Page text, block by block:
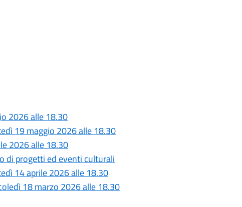
2026 alle 18.30
19 maggio 2026 alle 18.30
2026 alle 18.30
di progetti ed eventi culturali
14 aprile 2026 alle 18.30
18 marzo 2026 alle 18.30